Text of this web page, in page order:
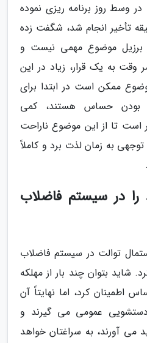
وسط روز برنامه ریزی نموده
کارتان با 20 تا 30 دقیقه تأخیر انجام شد، شگفت زده
موضوع مهمی نیست و
وقت به یک قرار، زیاد در این
ممکن است در ابتدا برای
بودن حساس هستند، کمی
است تا از این موضوع ناراحت
به زمان لذت برد و کاملاً
در سیستم فاضلاب
توالت در سیستم فاضلاب
شاید بتوان چند بار از مهلکه
اطمینان کرد، اما نهایتاً آن
عمومی می گیرند و
می آورند، به سراغتان خواهد